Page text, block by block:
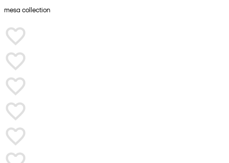
mesa collection